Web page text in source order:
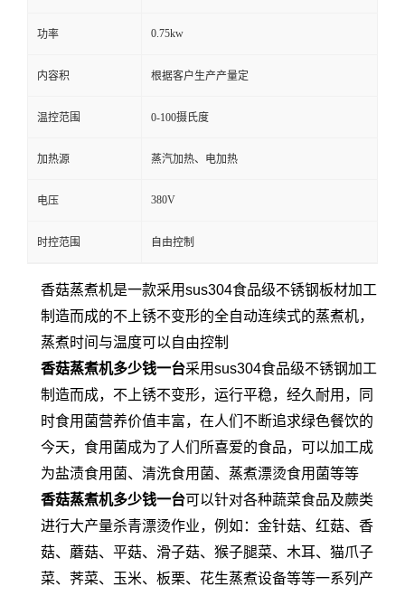
功率 0.75kw
内容积 根据客户生产产量定
温控范围 0-100摄氏度
加热源 蒸汽加热、电加热
电压 380V
时控范围 自由控制
香菇蒸煮机是一款采用sus304食品级不锈钢板材加工
制造而成的不上锈不变形的全自动连续式的蒸煮机，
蒸煮时间与温度可以自由控制
香菇蒸煮机多少钱一台采用sus304食品级不锈钢加工
制造而成，不上锈不变形，运行平稳，经久耐用，同
时食用菌营养价值丰富，在人们不断追求绿色餐饮的
今天，食用菌成为了人们所喜爱的食品，可以加工成
为盐渍食用菌、清洗食用菌、蒸煮漂烫食用菌等等
香菇蒸煮机多少钱一台可以针对各种蔬菜食品及蕨类
进行大产量杀青漂烫作业，例如：金针菇、红菇、香
菇、蘑菇、平菇、滑子菇、猴子腿菜、木耳、猫爪子
菜、荠菜、玉米、板栗、花生蒸煮设备等等一系列产